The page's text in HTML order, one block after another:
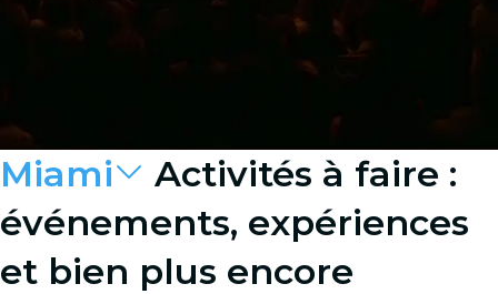
Miami
Activités à faire :
événements, expériences
et bien plus encore